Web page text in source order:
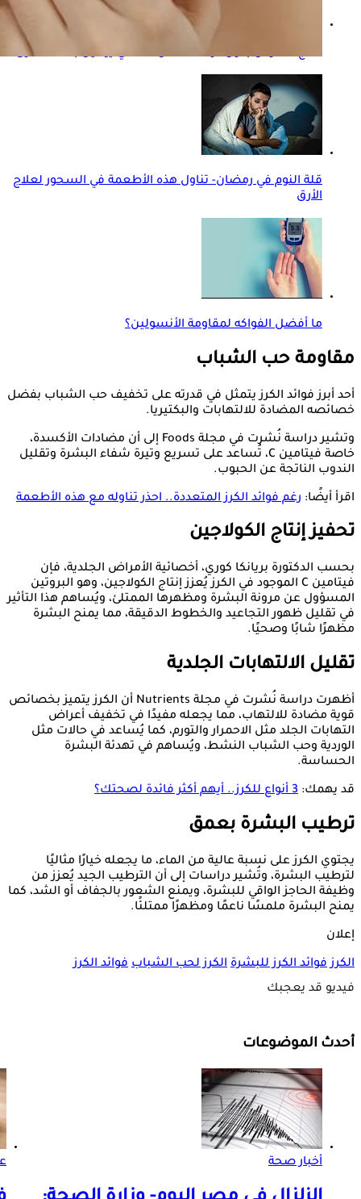
علاج النقرس بدون دواء- تخلص منه في يومين بهذه الطرق
قلة النوم في رمضان- تناول هذه الأطعمة في السحور لعلاج
الأرق
ما أفضل الفواكه لمقاومة الأنسولين؟
مقاومة حب الشباب
أحد أبرز فوائد الكرز يتمثل في قدرته على تخفيف حب الشباب بفضل
خصائصه المضادة للالتهابات والبكتيريا.
وتشير دراسة نُشرت في مجلة Foods إلى أن مضادات الأكسدة،
خاصة فيتامين C، تُساعد على تسريع وتيرة شفاء البشرة وتقليل
الندوب الناتجة عن الحبوب.
اقرأ أيضًا: رغم فوائد الكرز المتعددة.. احذر تناوله مع هذه الأطعمة
تحفيز إنتاج الكولاجين
بحسب الدكتورة بريانكا كوري، أخصائية الأمراض الجلدية، فإن
فيتامين C الموجود في الكرز يُعزز إنتاج الكولاجين، وهو البروتين
المسؤول عن مرونة البشرة ومظهرها الممتلئ، ويُساهم هذا التأثير
في تقليل ظهور التجاعيد والخطوط الدقيقة، مما يمنح البشرة
مظهرًا شابًا وصحيًا.
تقليل الالتهابات الجلدية
أظهرت دراسة نُشرت في مجلة Nutrients أن الكرز يتميز بخصائص
قوية مضادة للالتهاب، مما يجعله مفيدًا في تخفيف أعراض
التهابات الجلد مثل الاحمرار والتورم، كما يُساعد في حالات مثل
الوردية وحب الشباب النشط، ويُساهم في تهدئة البشرة
الحساسة.
قد يهمك: 3 أنواع للكرز.. أيهم أكثر فائدة لصحتك؟
ترطيب البشرة بعمق
يجتوي الكرز على نسبة عالية من الماء، ما يجعله خيارًا مثاليًا
لترطيب البشرة، وتُشير دراسات إلى أن الترطيب الجيد يُعزز من
وظيفة الحاجز الواقي للبشرة، ويمنع الشعور بالجفاف أو الشد، كما
يمنح البشرة ملمسًا ناعمًا ومظهرًا ممتلئًا.
إعلان
الكرز فوائد الكرز للبشرة الكرز لحب الشباب فوائد الكرز
فيديو قد يعجبك
أحدث الموضوعات
أخبار صحة